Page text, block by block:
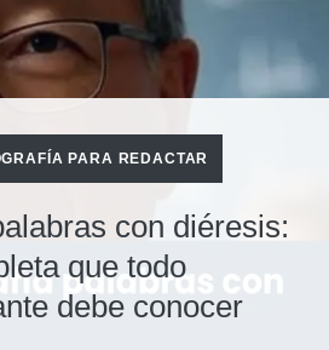
PARA REDACTAR
con diéresis:
que todo
debe conocer